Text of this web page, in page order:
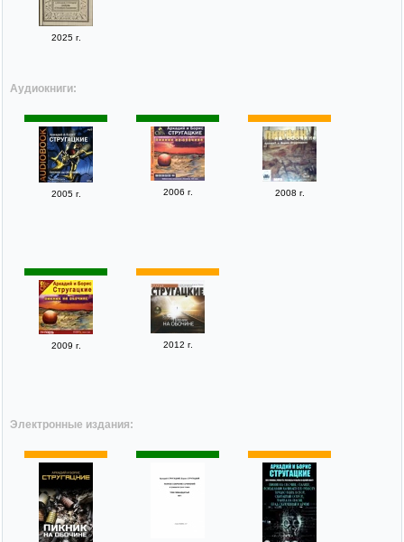
2025 г.
Аудиокниги:
2005 г. 2006 г. 2008 г.
2009 г. 2012 г.
Электронные издания: